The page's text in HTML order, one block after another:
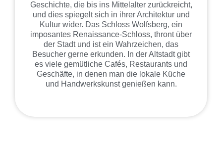
Geschichte, die bis ins Mittelalter zurückreicht,
und dies spiegelt sich in ihrer Architektur und
Kultur wider. Das Schloss Wolfsberg, ein
imposantes Renaissance-Schloss, thront über
der Stadt und ist ein Wahrzeichen, das
Besucher gerne erkunden. In der Altstadt gibt
es viele gemütliche Cafés, Restaurants und
Geschäfte, in denen man die lokale Küche
und Handwerkskunst genießen kann.